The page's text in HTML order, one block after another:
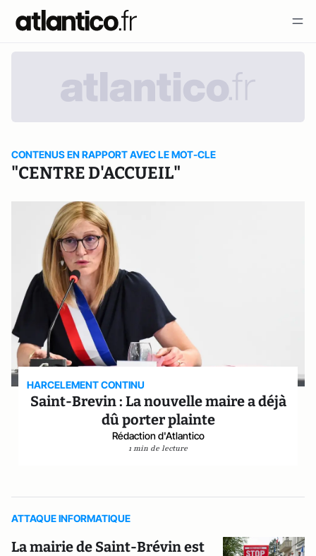
CONTENUS EN RAPPORT AVEC LE MOT-CLE
"CENTRE D'ACCUEIL"
HARCELEMENT CONTINU
Saint-Brevin : La nouvelle maire a déjà
dû porter plainte
Rédaction d'Atlantico
1 min de lecture
ATTAQUE INFORMATIQUE
La mairie de Saint-Brévin est